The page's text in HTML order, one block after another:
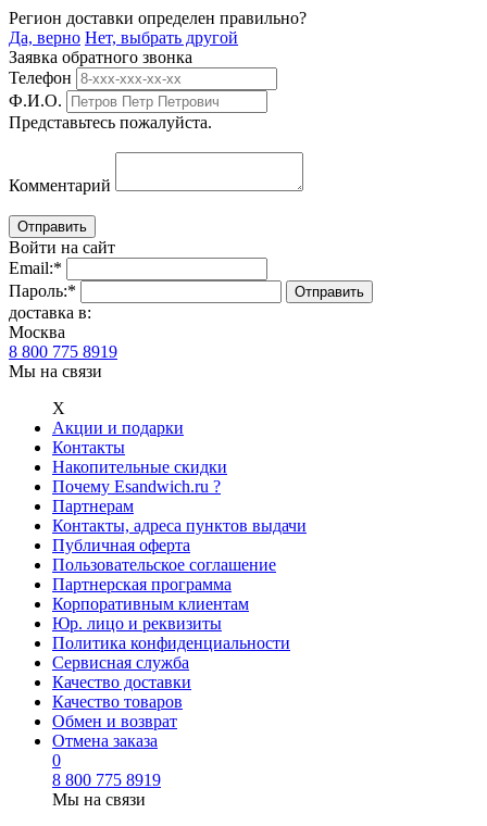
Регион доставки определен правильно?
Да, верно Нет, выбрать другой
Заявка обратного звонка
Телефон
Ф.И.О.
Представьтесь пожалуйста.
Комментарий
Войти на сайт
Email:*
Пароль:*
доставка в:
Москва
8 800 775 8919
Мы на связи
Х
Акции и подарки
Контакты
Накопительные скидки
Почему Esandwich.ru ?
Партнерам
Контакты, адреса пунктов выдачи
Публичная оферта
Пользовательское соглашение
Партнерская программа
Корпоративным клиентам
Юр. лицо и реквизиты
Политика конфиденциальности
Сервисная служба
Качество доставки
Качество товаров
Обмен и возврат
Отмена заказа
0
8 800 775 8919
Мы на связи